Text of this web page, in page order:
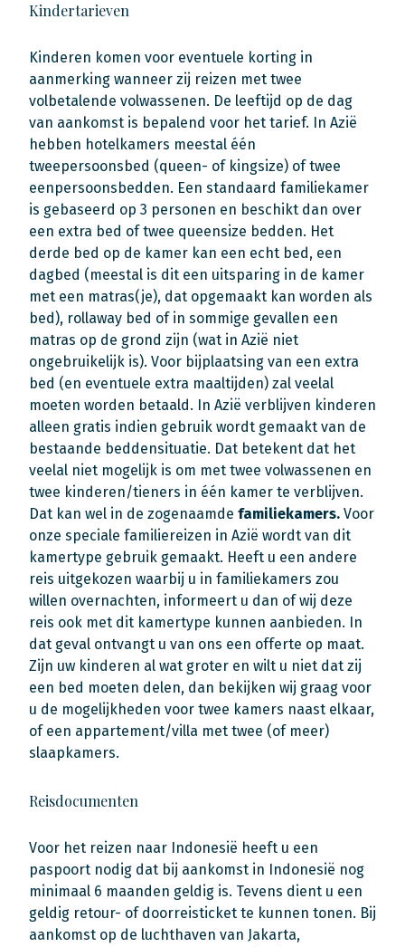
Kindertarieven
Kinderen komen voor eventuele korting in
aanmerking wanneer zij reizen met twee
volbetalende volwassenen. De leeftijd op de dag
van aankomst is bepalend voor het tarief. In Azië
hebben hotelkamers meestal één
tweepersoonsbed (queen- of kingsize) of twee
eenpersoonsbedden. Een standaard familiekamer
is gebaseerd op 3 personen en beschikt dan over
een extra bed of twee queensize bedden. Het
derde bed op de kamer kan een echt bed, een
dagbed (meestal is dit een uitsparing in de kamer
met een matras(je), dat opgemaakt kan worden als
bed), rollaway bed of in sommige gevallen een
matras op de grond zijn (wat in Azië niet
ongebruikelijk is). Voor bijplaatsing van een extra
bed (en eventuele extra maaltijden) zal veelal
moeten worden betaald. In Azië verblijven kinderen
alleen gratis indien gebruik wordt gemaakt van de
bestaande beddensituatie. Dat betekent dat het
veelal niet mogelijk is om met twee volwassenen en
twee kinderen/tieners in één kamer te verblijven.
Dat kan wel in de zogenaamde familiekamers. Voor
onze speciale familiereizen in Azië wordt van dit
kamertype gebruik gemaakt. Heeft u een andere
reis uitgekozen waarbij u in familiekamers zou
willen overnachten, informeert u dan of wij deze
reis ook met dit kamertype kunnen aanbieden. In
dat geval ontvangt u van ons een offerte op maat.
Zijn uw kinderen al wat groter en wilt u niet dat zij
een bed moeten delen, dan bekijken wij graag voor
u de mogelijkheden voor twee kamers naast elkaar,
of een appartement/villa met twee (of meer)
slaapkamers.
Reisdocumenten
Voor het reizen naar Indonesië heeft u een
paspoort nodig dat bij aankomst in Indonesië nog
minimaal 6 maanden geldig is. Tevens dient u een
geldig retour- of doorreisticket te kunnen tonen. Bij
aankomst op de luchthaven van Jakarta,